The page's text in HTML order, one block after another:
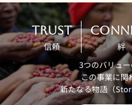
TRUST
信頼 絆
3つのバリュ
この事業に関
新たなる物語（